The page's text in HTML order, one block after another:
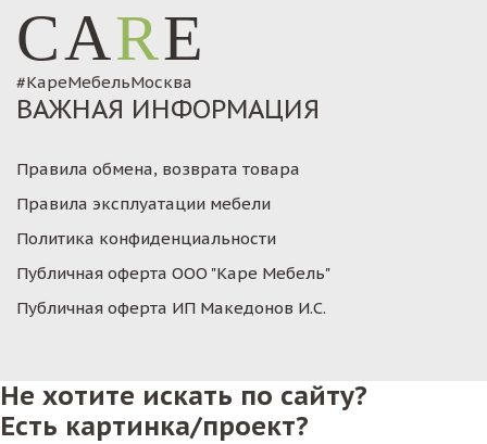
CARE
#КареМебельМосква
ВАЖНАЯ ИНФОРМАЦИЯ
Правила обмена, возврата товара
Правила эксплуатации мебели
Политика конфиденциальности
Публичная оферта ООО "Каре Мебель"
Публичная оферта ИП Македонов И.С.
Не хотите искать по сайту?
Есть картинка/проект?